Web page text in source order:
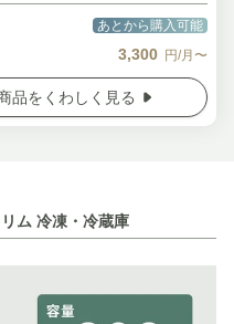
あとから購入可能
3,300 円/月〜
品をくわしく見る
ム 冷凍・冷蔵庫